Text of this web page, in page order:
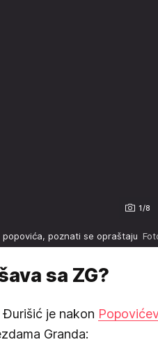
1/8
poznati se opraštaju
sa ZG?
Đurišić je nakon
Granda: